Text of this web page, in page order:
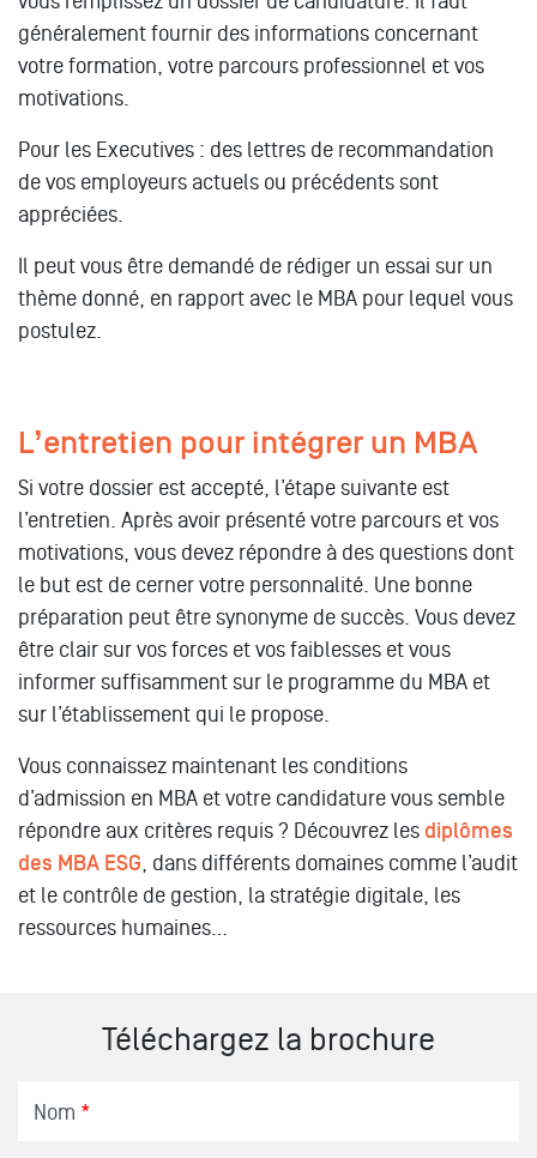
généralement fournir des informations concernant
votre formation, votre parcours professionnel et vos
motivations.
Pour les Executives : des lettres de recommandation
de vos employeurs actuels ou précédents sont
appréciées.
Il peut vous être demandé de rédiger un essai sur un
thème donné, en rapport avec le MBA pour lequel vous
postulez.
L’entretien pour intégrer un MBA
Si votre dossier est accepté, l’étape suivante est
l’entretien. Après avoir présenté votre parcours et vos
motivations, vous devez répondre à des questions dont
le but est de cerner votre personnalité. Une bonne
préparation peut être synonyme de succès. Vous devez
être clair sur vos forces et vos faiblesses et vous
informer suffisamment sur le programme du MBA et
sur l’établissement qui le propose.
Vous connaissez maintenant les conditions
d’admission en MBA et votre candidature vous semble
répondre aux critères requis ? Découvrez les diplômes
des MBA ESG , dans différents domaines comme l’audit
et le contrôle de gestion, la stratégie digitale, les
ressources humaines…
Téléchargez la brochure
Nom *